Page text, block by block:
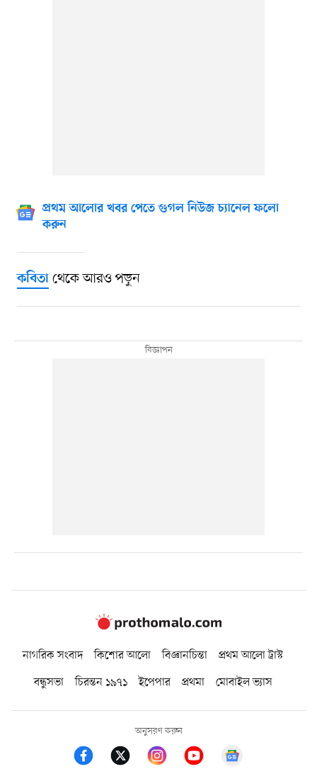
প্রথম আলোর খবর পেতে গুগল নিউজ চ্যানেল ফলো
করুন
কবিতাথেকে আরও পড়ুন
নাগরিক সংবাদ কিশোর আলো বিজ্ঞানচিন্তা
প্রথম আলো ট্রাস্ট
বন্ধুসভা
চিরন্তন ১৯৭১ ইপেপার প্রথমা মোবাইল ভ্যাস
অনুসরণ করুন